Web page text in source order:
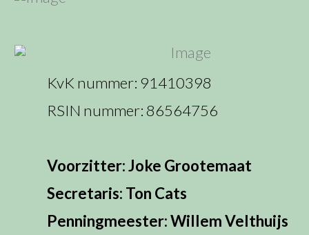
KvK nummer: 91410398
RSIN nummer: 86564756
Voorzitter: Joke Grootemaat
Secretaris: Ton Cats
Penningmeester: Willem Velthuijs